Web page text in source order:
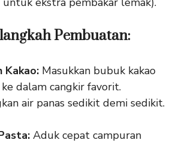
Pembuatan:
Kakao: Masukkan bubuk kakao
dalam cangkir favorit.
air panas sedikit demi sedikit.
Aduk cepat campuran